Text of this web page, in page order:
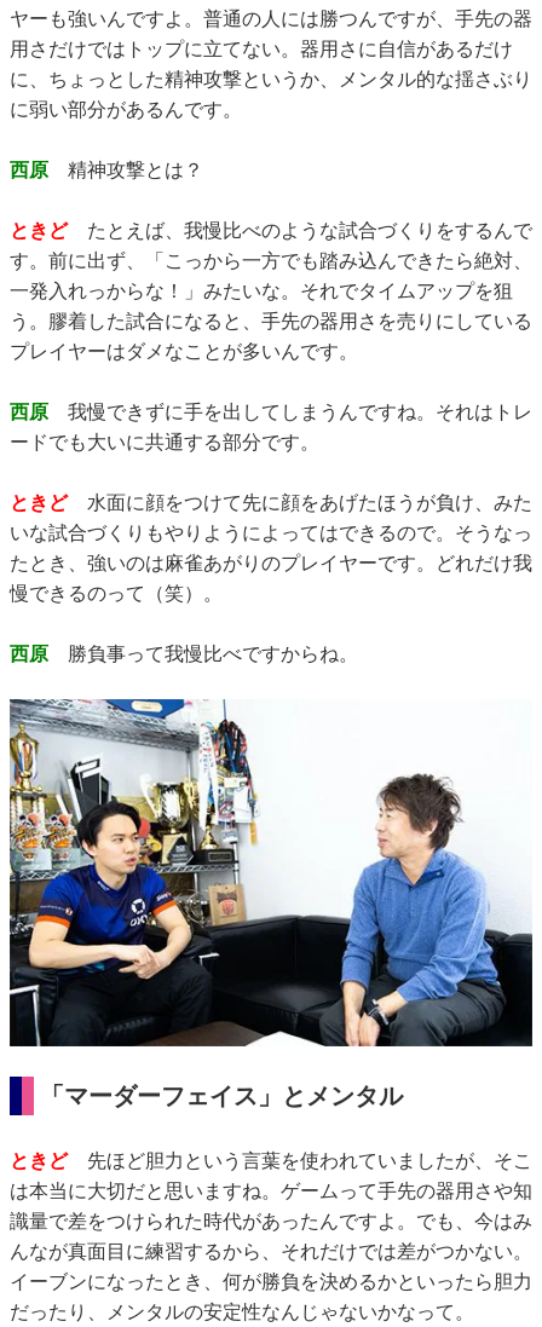
ヤーも強いんですよ。普通の人には勝つんですが、手先の器
用さだけではトップに立てない。器用さに自信があるだけ
に、ちょっとした精神攻撃というか、メンタル的な揺さぶり
に弱い部分があるんです。
西原 精神攻撃とは？
ときどたとえば、我慢比べのような試合づくりをするんで
す。前に出ず、「こっから一方でも踏み込んできたら絶対、
一発入れっからな！」みたいな。それでタイムアップを狙
う。膠着した試合になると、手先の器用さを売りにしている
プレイヤーはダメなことが多いんです。
西原 我慢できずに手を出してしまうんですね。それはトレ
ードでも大いに共通する部分です。
ときど水面に顔をつけて先に顔をあげたほうが負け、みた
いな試合づくりもやりようによってはできるので。そうなっ
たとき、強いのは麻雀あがりのプレイヤーです。どれだけ我
慢できるのって（笑）。
西原 勝負事って我慢比べですからね。
「マーダーフェイス」とメンタル
ときど先ほど胆力という言葉を使われていましたが、そこ
は本当に大切だと思いますね。ゲームって手先の器用さや知
識量で差をつけられた時代があったんですよ。でも、今はみ
んなが真面目に練習するから、それだけでは差がつかない。
イーブンになったとき、何が勝負を決めるかといったら胆力
だったり、メンタルの安定性なんじゃないかなって。